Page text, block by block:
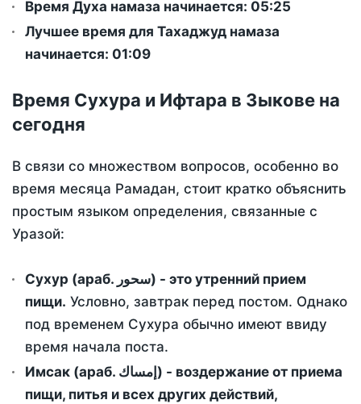
Время Духа намаза начинается: 05:25
Лучшее время для Тахаджуд намаза
начинается: 01:09
Время Сухура и Ифтара в Зыкове на
сегодня
В связи со множеством вопросов, особенно во
время месяца Рамадан, стоит кратко объяснить
простым языком определения, связанные с
Уразой:
Сухур (араб. سحور) - это утренний прием
пищи. Условно, завтрак перед постом. Однако
под временем Сухура обычно имеют ввиду
время начала поста.
Имсак (араб. إمساك) - воздержание от приема
пищи, питья и всех других действий,